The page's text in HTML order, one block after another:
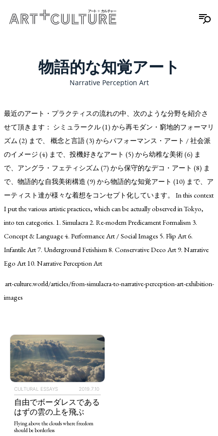
ART WORLD CULTURAL ESSAYS
POLITICS REVIEWS
物語的な知覚アート
Narrative Perception Art
最近のアート・プラクティスの流れの中、次のような分野を紹介さ
せて頂きます： シミュラークル (1) から再モダン・窮地的フォーマリ
ズム (2) まで、 概念と言語 (3) からパフォーマンス・アート / 社会派
のイメージ (4) まで、投機好きなアート (5) から幼稚な美術 (6) ま
で、アングラ・フェティシズム (7) から保守的なデコ・アート (8) ま
で、物語的な自我美術構造 (9) から物語的な知覚アート (10) まで、ア
ーティスト達が様々な着想をコンセプト化しています。 In this context
I put the various artistic practices, which can be actually observed in Tokyo,
into ten categories. 1. Simulacra 2. Re-modern Predicament Formalism 3.
Concept & Language 4. Performance Art / Social Images 5. Flip Art 6.
Infantile Art 7. Underground Fetishism 8. Conservative Deco Art 9. Narrative
Ego Art 10. Narrative Perception Art
art-culture.world/articles/from-simulacra-to-narrative-perception-art-exhibition-
images
CULTURAL ESSAYS 2019.7.10
自由でボーダレスである
はずの雲の上を飛ぶ
Flying above the clouds where freedom
should be borderless